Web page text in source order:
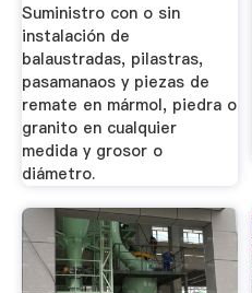
Suministro con o sin
instalación de
balaustradas, pilastras,
pasamanaos y piezas de
remate en mármol, piedra o
granito en cualquier
medida y grosor o
diámetro.